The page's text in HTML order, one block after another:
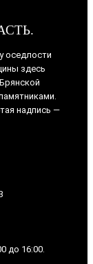
оседлости
здесь
надпись —
до 16:00.